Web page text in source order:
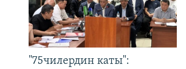
"75чилердин каты":